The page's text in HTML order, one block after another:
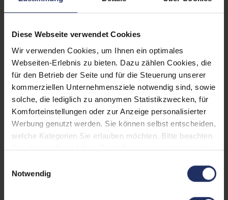
Diese Webseite verwendet Cookies
Wir verwenden Cookies, um Ihnen ein optimales
Webseiten-Erlebnis zu bieten. Dazu zählen Cookies, die
für den Betrieb der Seite und für die Steuerung unserer
kommerziellen Unternehmensziele notwendig sind, sowie
solche, die lediglich zu anonymen Statistikzwecken, für
Komforteinstellungen oder zur Anzeige personalisierter
Werbung genutzt werden. Sie können selbst entscheiden,
welche Kategorien Sie erlauben möchten. Bitte beachten
Sie, dass aufgrund Ihrer Einstellungen, womöglich nicht
Weitere Informationen finden Sie in
Notwendig
Schnittstellen: 1x Bluetooth, 1x HDMI
LAN RJ-45, 1x USB 3 Typ
A , 1x USB 3 Typ C, 1x W-
LAN
Mehr anzeigen
Displaygröße: 15,6 Zoll
LTE: Nein
Displayauflösung: 1920 x 1080 FHD
Tastaturlayout:
Deutsch (QWERTZ) mit